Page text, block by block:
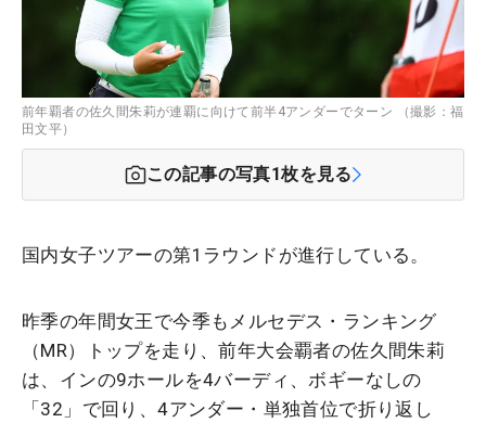
前年覇者の佐久間朱莉が連覇に向けて前半4アンダーでターン （撮影：福
田文平）
この記事の写真1枚を見る
国内女子ツアーの第1ラウンドが進行している。
昨季の年間女王で今季もメルセデス・ランキング
（MR）トップを走り、前年大会覇者の佐久間朱莉
は、インの9ホールを4バーディ、ボギーなしの
「32」で回り、4アンダー・単独首位で折り返し